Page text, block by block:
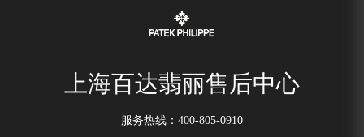
上海百达翡丽售后中心
服务热线： 400-805-0910